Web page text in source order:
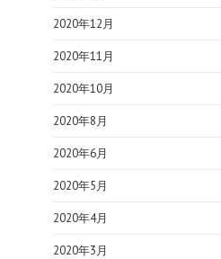
2020年12月
2020年11月
2020年10月
2020年8月
2020年6月
2020年5月
2020年4月
2020年3月